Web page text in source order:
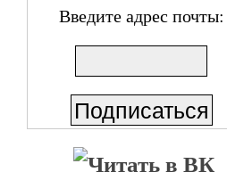
Введите адрес почты: